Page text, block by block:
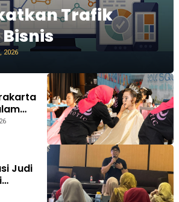
Trafik
2026
Judi